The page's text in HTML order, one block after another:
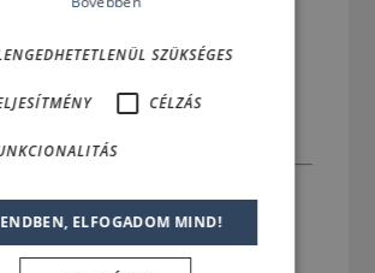
kameráján keresztül.
A világítás segít neki
elől – az alsó oldala
az alulról érkező
rajongani
SZÜKSÉGES
CÉLZÁS
ELFOGADOM MIND!